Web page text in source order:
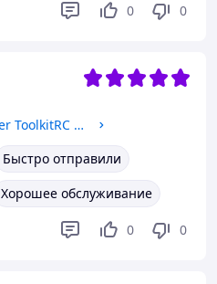
0 0
Зарядний пристрій Charger ToolkitRC M7AC 300W 15A 1-6S
Быстро отправили
Хорошее обслуживание
0 0